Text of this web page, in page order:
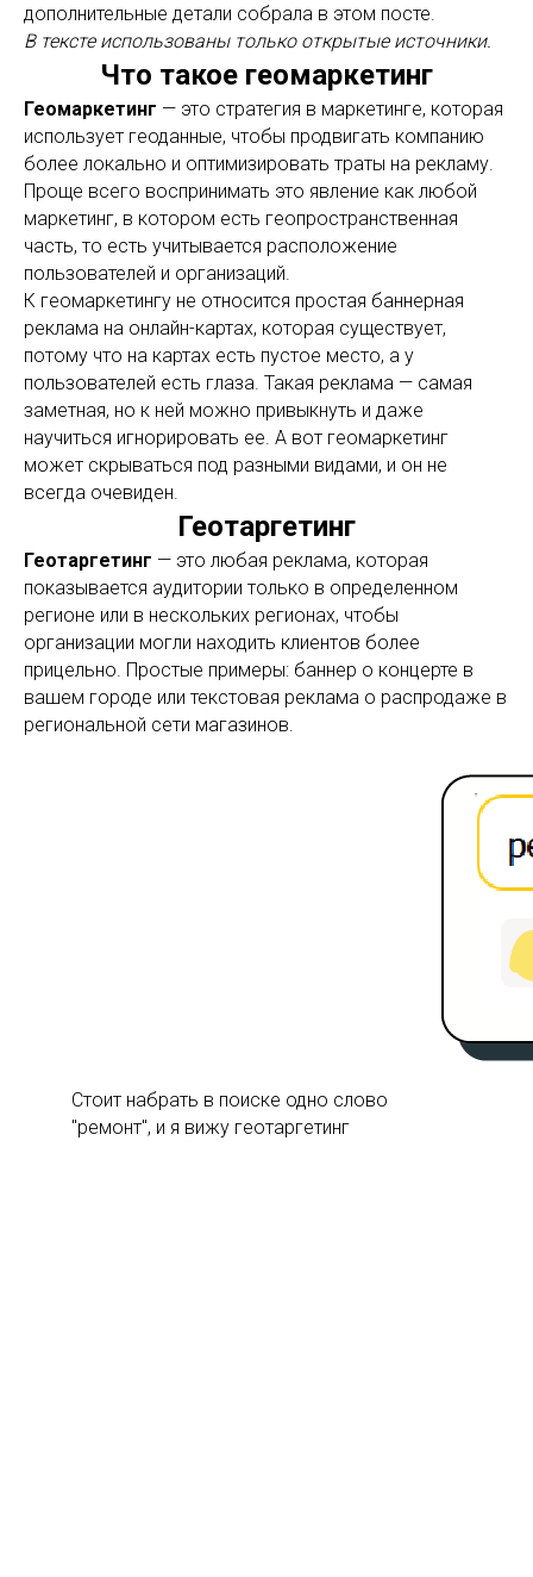
дополнительные детали собрала в этом посте.
В тексте использованы только открытые источники.
Что такое геомаркетинг
Геомаркетинг — это стратегия в маркетинге, которая
использует геоданные, чтобы продвигать компанию
более локально и оптимизировать траты на рекламу.
Проще всего воспринимать это явление как любой
маркетинг, в котором есть геопространственная
часть, то есть учитывается расположение
пользователей и организаций.
К геомаркетингу не относится простая баннерная
реклама на онлайн-картах, которая существует,
потому что на картах есть пустое место, а у
пользователей есть глаза. Такая реклама — самая
заметная, но к ней можно привыкнуть и даже
научиться игнорировать ее. А вот геомаркетинг
может скрываться под разными видами, и он не
всегда очевиден.
Геотаргетинг
Геотаргетинг — это любая реклама, которая
показывается аудитории только в определенном
регионе или в нескольких регионах, чтобы
организации могли находить клиентов более
прицельно. Простые примеры: баннер о концерте в
вашем городе или текстовая реклама о распродаже в
региональной сети магазинов.
Стоит набрать в поиске одно слово
"ремонт", и я вижу геотаргетинг